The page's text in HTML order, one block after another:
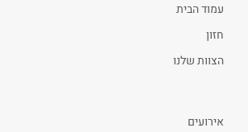
עמוד הבית
חזון
הצוות שלנו
אירועים